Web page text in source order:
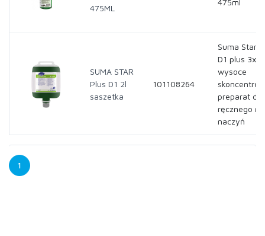
475ML
475ml
SUMA STAR
Plus D1 2l
saszetka
101108264
Suma Star-
D1 plus
wysoce
preparat do
ręcznego
naczyń
1